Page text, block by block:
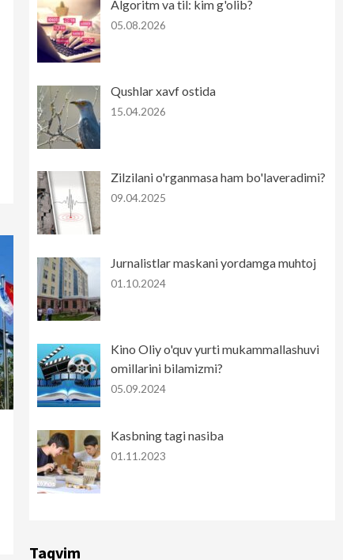
Algoritm va til: kim g'olib?
05.08.2026
Qushlar xavf ostida
15.04.2026
Zilzilani o'rganmasa ham bo'laveradimi?
09.04.2025
Jurnalistlar maskani yordamga muhtoj
01.10.2024
Kino Oliy o'quv yurti mukammallashuvi
omillarini bilamizmi?
05.09.2024
Kasbning tagi nasiba
01.11.2023
Taqvim